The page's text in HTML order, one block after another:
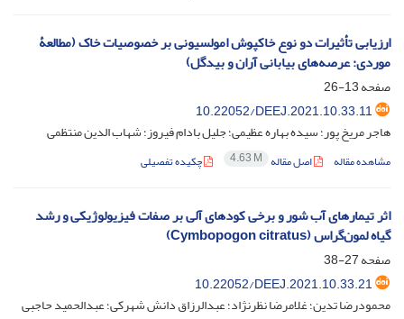
ارزیابی تأثیرات دو نوع خاکپوش امولسیونی بر خصوصیات خاک (مطالعۀ
موردی: عرصه‌های بیابانی آران و بیدگل)
صفحه13-26
10.22052/DEEJ.2021.10.33.11
هاجر مریخ پور؛ سیده بهاره عظیمی؛ جلیل بادام فیروز؛ شهاب الدین منتظمی
مشاهده مقاله اصل مقاله 4.63 M چکیده تفصیلی
اثر تیمارهای آب شور و برخی کودهای آلی بر صفات فیزیولوژیکی و رشد
گیاه لمون‌گراس (Cymbopogon citratus)
صفحه27-38
10.22052/DEEJ.2021.10.33.21
محمودرضا تدین؛ غلامرضا نظرنژاد؛ عبدالرزاق دانش شهرکی؛ عبدالحمید حاجبی